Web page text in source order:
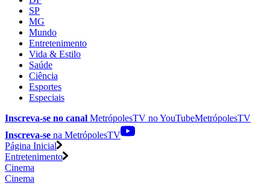
SP
MG
Mundo
Entretenimento
Vida & Estilo
Saúde
Ciência
Esportes
Especiais
Inscreva-se no canal MetrópolesTV noYouTubeMetrópolesTV
Inscreva-se na MetrópolesTV
Página Inicial
Entretenimento
Cinema
Cinema